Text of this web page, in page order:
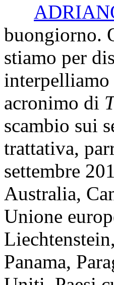
buongiorno.
stiamo per
acronimo di
scambio sui
trattativa,
settembre
Australia,
Unione
Panama,